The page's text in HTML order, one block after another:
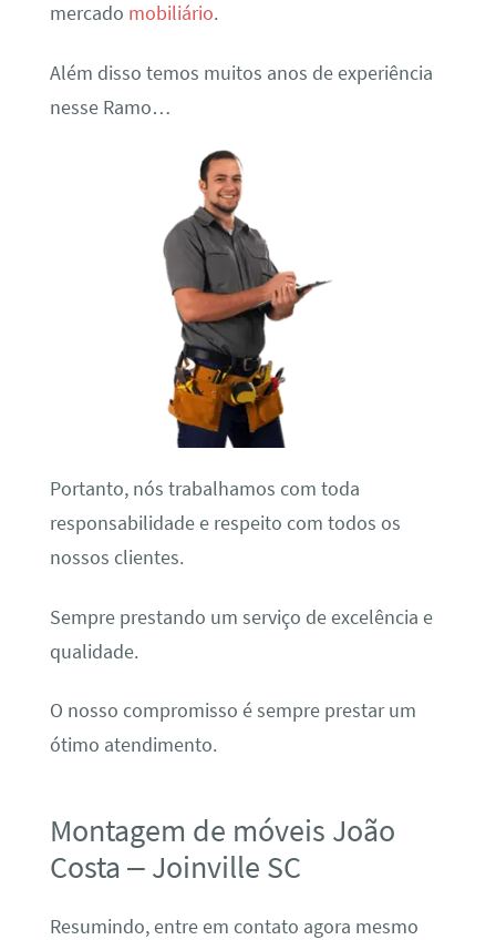
mercado mobiliário.
Além disso temos muitos anos de experiência
nesse Ramo…
Portanto, nós trabalhamos com toda
responsabilidade e respeito com todos os
nossos clientes.
Sempre prestando um serviço de excelência e
qualidade.
O nosso compromisso é sempre prestar um
ótimo atendimento.
Montagem de móveis João
Costa – Joinville SC
Resumindo, entre em contato agora mesmo